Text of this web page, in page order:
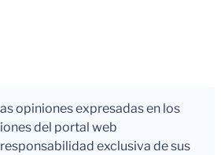
opiniones expresadas en los
del portal web
exclusiva de sus